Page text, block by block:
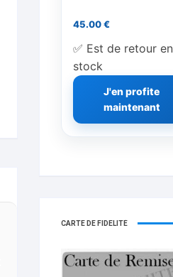
45.00€
✅ Est de retour en
stock
J'en profite
maintenant
CARTE DE FIDELITÉ